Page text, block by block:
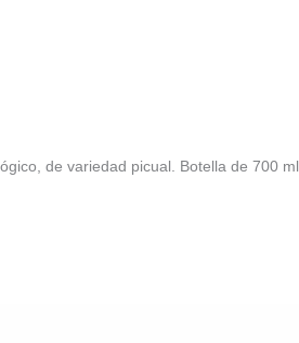
de variedad picual. Botella de 700 ml.